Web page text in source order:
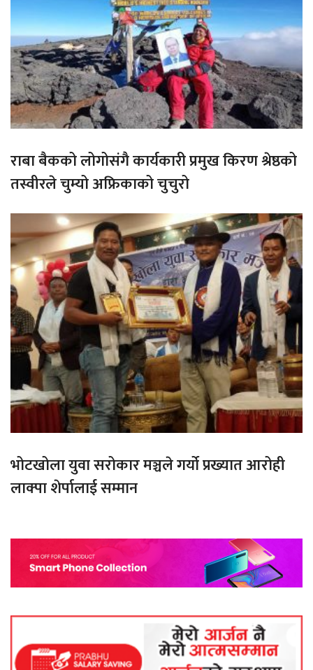
राबा बैकको लोगोसंगै कार्यकारी प्रमुख किरण श्रेष्ठको
तस्वीरले चुम्यो अफ्रिकाको चुचुरो
भोटखोला युवा सरोकार मञ्चले गर्यो प्रख्यात आरोही
लाक्पा शेर्पालाई सम्मान